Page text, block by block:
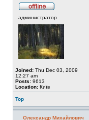
администратор
Joined: Thu Dec 03, 2009
12:27 am
Posts: 9613
Location: Київ
Top
Олександр Михайлович